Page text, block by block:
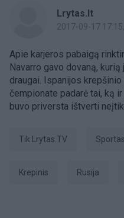
Lrytas.lt
2017-09-17 17:15
Apie karjeros pabaigą
Navarro gavo dovaną,
draugai. Ispanijos
čempionate padarė tai, ką
buvo priversta ištverti
tik Lrytas.TV sportas
krepinis Rusija